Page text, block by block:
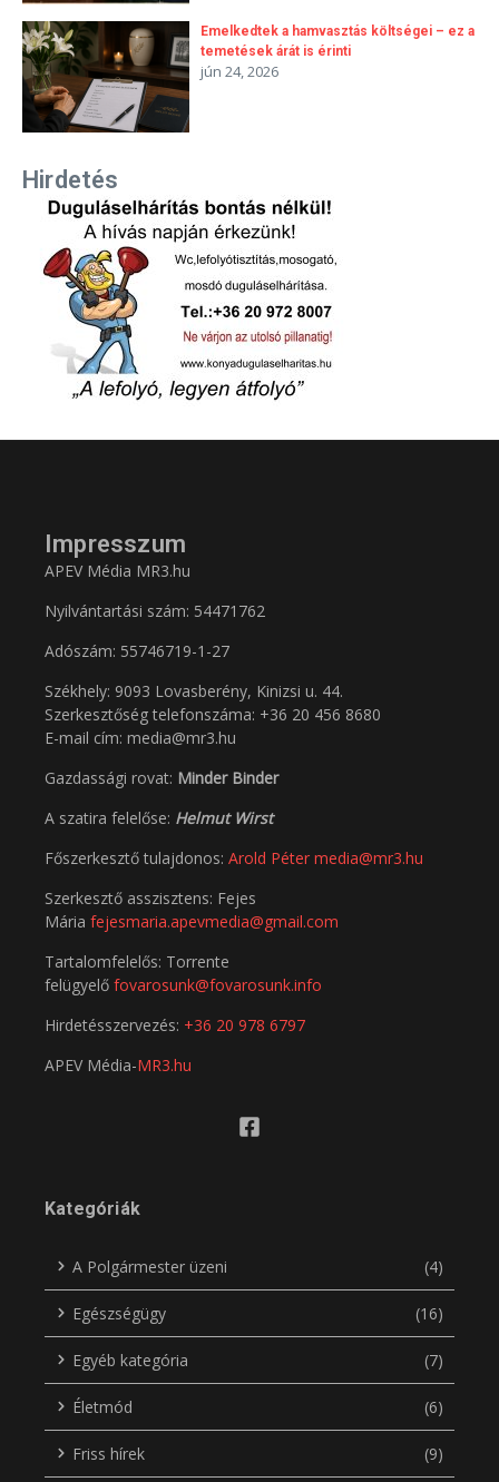
Emelkedtek a hamvasztás költségei – ez a
temetések árát is érinti
jún 24, 2026
Hirdetés
Impresszum
APEV Média MR3.hu
Nyilvántartási szám: 54471762
Adószám: 55746719-1-27
Székhely: 9093 Lovasberény, Kinizsi u. 44.
Szerkesztőség telefonszáma: +36 20 456 8680
E-mail cím: media@mr3.hu
Gazdassági rovat: Minder Binder
A szatira felelőse: Helmut Wirst
Főszerkesztő tulajdonos: Arold Péter media@mr3.hu
Szerkesztő asszisztens: Fejes
Mária fejesmaria.apevmedia@gmail.com
Tartalomfelelős: Torrente
felügyelő fovarosunk@fovarosunk.info
Hirdetésszervezés: +36 20 978 6797
APEV Média-MR3.hu
Kategóriák
A Polgármester üzeni (4)
Egészségügy (16)
Egyéb kategória (7)
Életmód (6)
Friss hírek (9)